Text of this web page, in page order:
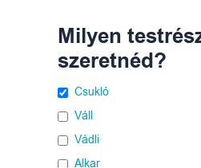
Milyen
szeretnéd?
Csukló
Váll
Vádli
Alkar